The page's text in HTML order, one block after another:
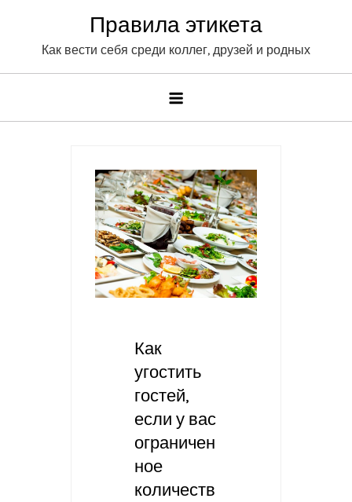
content
Правила этикета
Как вести себя среди коллег, друзей и родных
Как
угостить
гостей,
если у вас
ограничен
ное
количеств